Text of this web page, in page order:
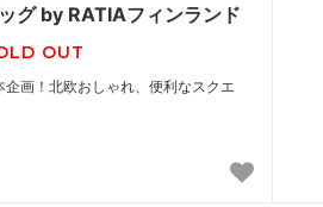
グ by RATIAフィンランド
OUT
画！北欧おしゃれ、便利なスクエ